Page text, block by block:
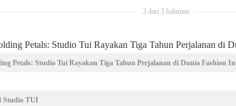
3 dari 3 halaman
Petals: Studio Tui Rayakan Tiga Tahun Perjalanan di Dunia Fashion
Studio TUI